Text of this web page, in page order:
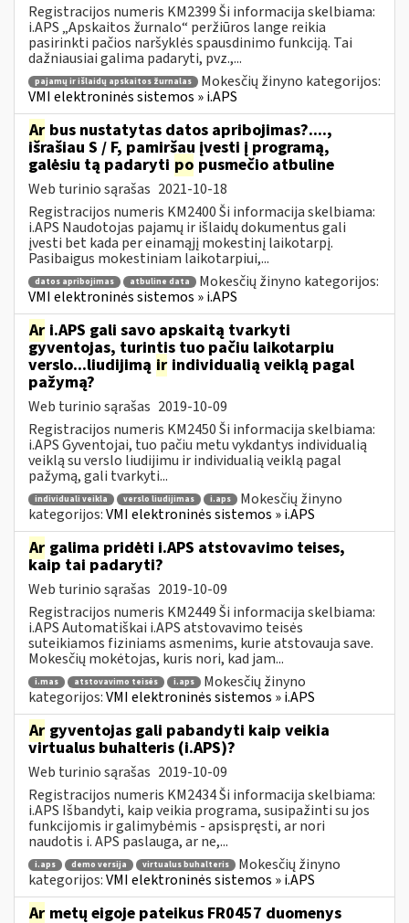
Registracijos numeris KM2399 Ši informacija skelbiama:
i.APS „Apskaitos žurnalo“ peržiūros lange reikia
pasirinkti pačios naršyklės spausdinimo funkciją. Tai
dažniausiai galima padaryti, pvz.,...
pajamų ir išlaidų apskaitos žurnalas
Mokesčių žinyno kategorijos:
VMI elektroninės sistemos » i.APS
Ar bus nustatytas datos apribojimas?....,
išrašiau S / F, pamiršau įvesti į programą,
galėsiu tą padaryti po pusmečio atbuline
Web turinio sąrašas 2021-10-18
Registracijos numeris KM2400 Ši informacija skelbiama:
i.APS Naudotojas pajamų ir išlaidų dokumentus gali
įvesti bet kada per einamąjį mokestinį laikotarpį.
Pasibaigus mokestiniam laikotarpiui,...
datos apribojimas atbuline data
Mokesčių žinyno kategorijos:
VMI elektroninės sistemos » i.APS
Ar i.APS gali savo apskaitą tvarkyti
gyventojas, turintis tuo pačiu laikotarpiu
verslo...liudijimą ir individualią veiklą pagal
pažymą?
Web turinio sąrašas 2019-10-09
Registracijos numeris KM2450 Ši informacija skelbiama:
i.APS Gyventojai, tuo pačiu metu vykdantys individualią
veiklą su verslo liudijimu ir individualią veiklą pagal
pažymą, gali tvarkyti...
individuali veikla verslo liudijimas i.aps
Mokesčių žinyno
kategorijos:VMI elektroninės sistemos » i.APS
Ar galima pridėti i.APS atstovavimo teises,
kaip tai padaryti?
Web turinio sąrašas 2019-10-09
Registracijos numeris KM2449 Ši informacija skelbiama:
i.APS Automatiškai i.APS atstovavimo teisės
suteikiamos fiziniams asmenims, kurie atstovauja save.
Mokesčių mokėtojas, kuris nori, kad jam...
i.mas atstovavimo teisės i.aps
Mokesčių žinyno
kategorijos:VMI elektroninės sistemos » i.APS
Ar gyventojas gali pabandyti kaip veikia
virtualus buhalteris (i.APS)?
Web turinio sąrašas 2019-10-09
Registracijos numeris KM2434 Ši informacija skelbiama:
i.APS Išbandyti, kaip veikia programa, susipažinti su jos
funkcijomis ir galimybėmis - apsispręsti, ar nori
naudotis i. APS paslauga, ar ne,...
i.aps demo versija virtualus buhalteris
Mokesčių žinyno
kategorijos:VMI elektroninės sistemos » i.APS
Ar metų eigoje pateikus FR0457 duomenys